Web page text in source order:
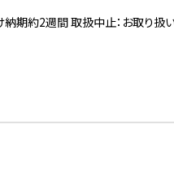
約2週間 取扱中止：お取り扱い